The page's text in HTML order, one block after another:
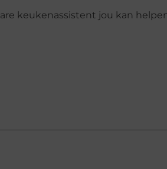
keukenassistent jou kan